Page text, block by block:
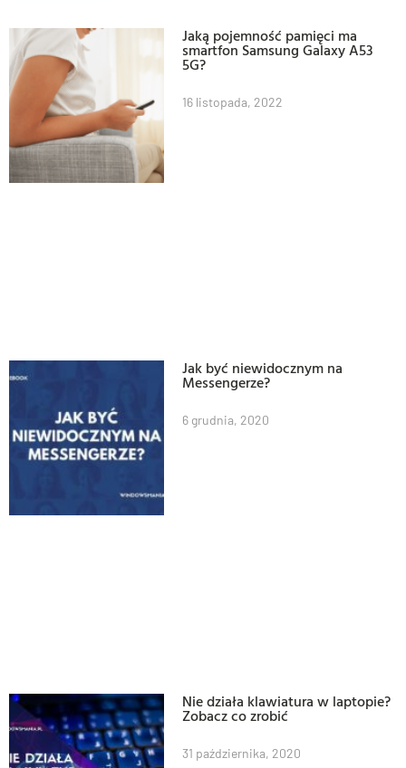
Jaką pojemność pamięci ma
smartfon Samsung Galaxy A53
5G?
16 listopada, 2022
Jak być niewidocznym na
Messengerze?
6 grudnia, 2020
Nie działa klawiatura w laptopie?
Zobacz co zrobić
31 października, 2020